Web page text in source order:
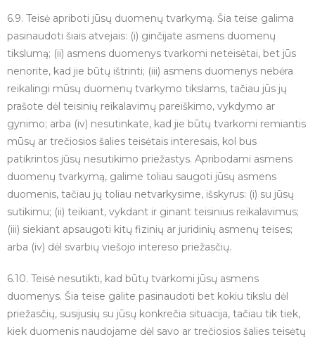
6.9. Teisė apriboti jūsų duomenų tvarkymą. Šia teise galima
pasinaudoti šiais atvejais: (i) ginčijate asmens duomenų
tikslumą; (ii) asmens duomenys tvarkomi neteisėtai, bet jūs
nenorite, kad jie būtų ištrinti; (iii) asmens duomenys nebėra
reikalingi mūsų duomenų tvarkymo tikslams, tačiau jūs jų
prašote dėl teisinių reikalavimų pareiškimo, vykdymo ar
gynimo; arba (iv) nesutinkate, kad jie būtų tvarkomi remiantis
mūsų ar trečiosios šalies teisėtais interesais, kol bus
patikrintos jūsų nesutikimo priežastys. Apribodami asmens
duomenų tvarkymą, galime toliau saugoti jūsų asmens
duomenis, tačiau jų toliau netvarkysime, išskyrus: (i) su jūsų
sutikimu; (ii) teikiant, vykdant ir ginant teisinius reikalavimus;
(iii) siekiant apsaugoti kitų fizinių ar juridinių asmenų teises;
arba (iv) dėl svarbių viešojo intereso priežasčių.
6.10. Teisė nesutikti, kad būtų tvarkomi jūsų asmens
duomenys. Šia teise galite pasinaudoti bet kokiu tikslu dėl
priežasčių, susijusių su jūsų konkrečia situacija, tačiau tik tiek,
kiek duomenis naudojame dėl savo ar trečiosios šalies teisėtų